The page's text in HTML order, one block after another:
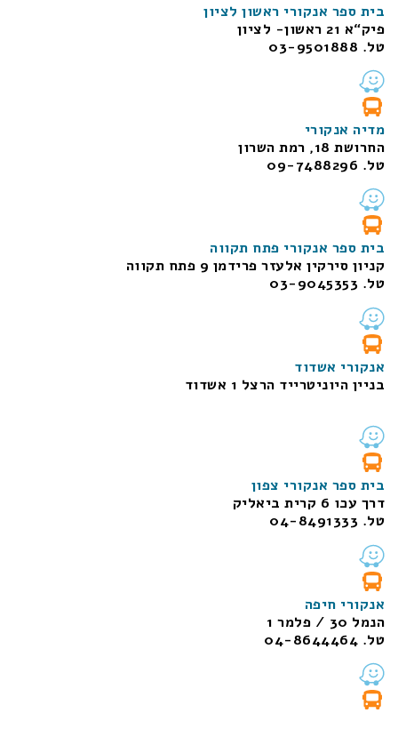
בית ספר אנקורי ראשון לציון
פיק“א 21 ראשון- לציון
טל. 03-9501888
מדיה אנקורי
החרושת 18, רמת השרון
טל. 09-7488296
בית ספר אנקורי פתח תקווה
קניון סירקין אלעזר פרידמן 9 פתח תקווה
טל. 03-9045353
אנקורי אשדוד
בניין היוניטרייד הרצל 1 אשדוד
בית ספר אנקורי צפון
דרך עכו 6 קרית ביאליק
טל. 04-8491333
אנקורי חיפה
הנמל 30 / פלמר 1
טל. 04-8644464